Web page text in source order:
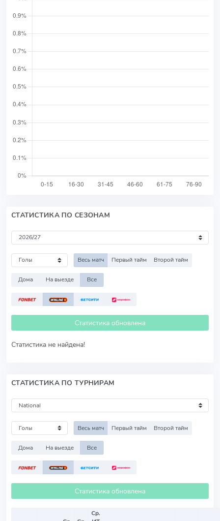
СТАТИСТИКА ПО СЕЗОНАМ
Весь матч Первый тайм Второй тайм
Дома На выезде Все
Статистика обновлена
Статистика не найдена!
СТАТИСТИКА ПО ТУРНИРАМ
Весь матч Первый тайм Второй тайм
Дома На выезде Все
Статистика обновлена
Ср.